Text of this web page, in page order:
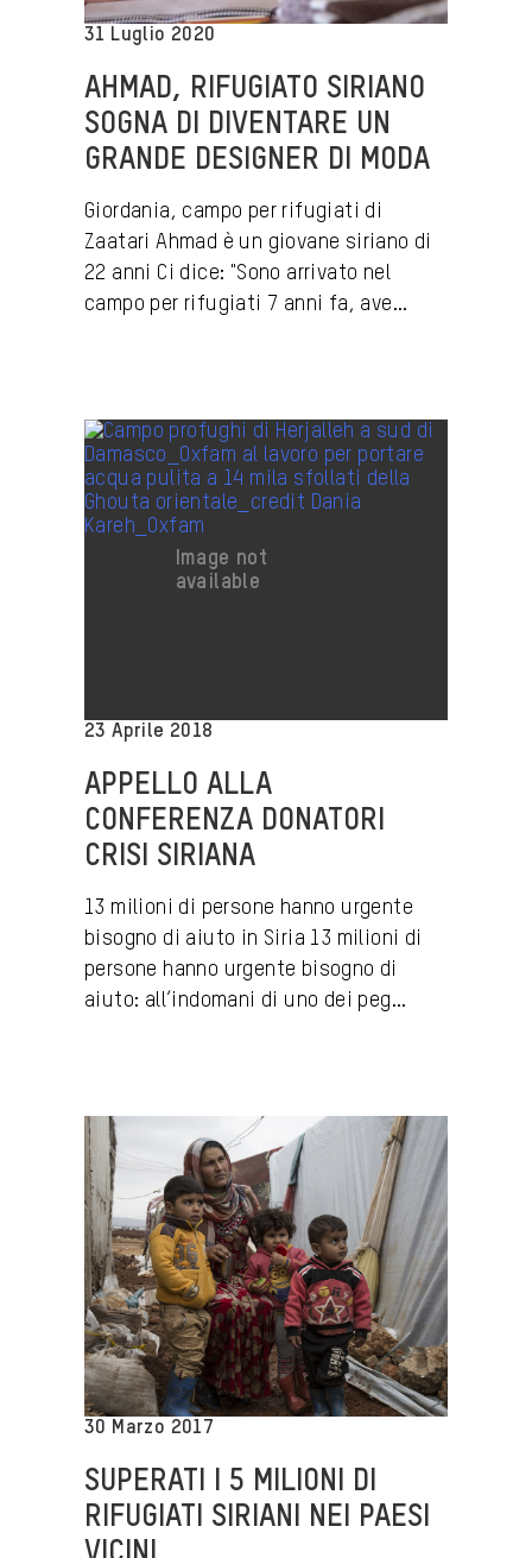
31 Luglio 2020
AHMAD, RIFUGIATO SIRIANO
SOGNA DI DIVENTARE UN
GRANDE DESIGNER DI MODA
Giordania, campo per rifugiati di
Zaatari Ahmad è un giovane siriano di
22 anni Ci dice: "Sono arrivato nel
campo per rifugiati 7 anni fa, ave...
23 Aprile 2018
APPELLO ALLA
CONFERENZA DONATORI
CRISI SIRIANA
13 milioni di persone hanno urgente
bisogno di aiuto in Siria 13 milioni di
persone hanno urgente bisogno di
aiuto: all’indomani di uno dei peg...
30 Marzo 2017
SUPERATI I 5 MILIONI DI
RIFUGIATI SIRIANI NEI PAESI